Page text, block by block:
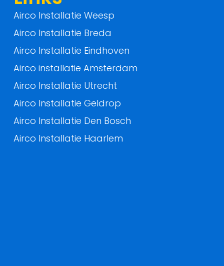
Airco Installatie Weesp
Airco Installatie Breda
Airco Installatie Eindhoven
Airco installatie Amsterdam
Airco Installatie Utrecht
Airco Installatie Geldrop
Airco Installatie Den Bosch
Airco Installatie Haarlem